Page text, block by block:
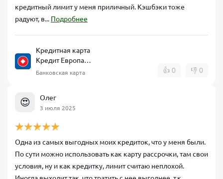
кредитный лимит у меня приличный. Кэшбэки тоже
радуют, в... Подробнее
Кредитная карта
Кредит Европа
Банк CARD CREDIT
Банковская карта 👍 0 👎 0
😍 Олег
3 июля 2025
Одна из самых выгодных моих кредиток, что у меня были.
По сути можно использовать как карту рассрочки, там свои
условия, ну и как кредитку, лимит считаю неплохой.